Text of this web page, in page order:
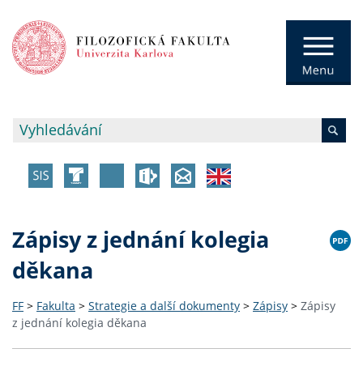
Zápisy z jednání kolegia
děkana
FF > Fakulta > Strategie a další dokumenty > Zápisy > Zápisy
z jednání kolegia děkana